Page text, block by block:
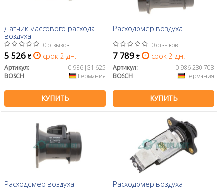
Датчик массового расхода
воздуха
0 отзывов
5 526 ₴ срок 2 дн.
Артикул:
0 986 JG1 625
BOSCH
Германия
КУПИТЬ
Расходомер воздуха
0 отзывов
7 789 ₴ срок 2 дн.
Артикул:
0 986 280 708
BOSCH
Германия
КУПИТЬ
Расходомер воздуха Расходомер воздуха